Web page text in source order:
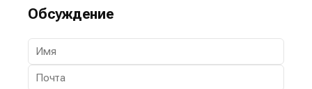
Обсуждение